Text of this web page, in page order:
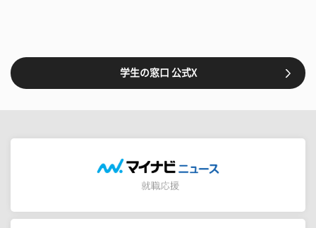
学生の窓口 公式X